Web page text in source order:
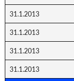
31.1.2013
31.1.2013
31.1.2013
31.1.2013